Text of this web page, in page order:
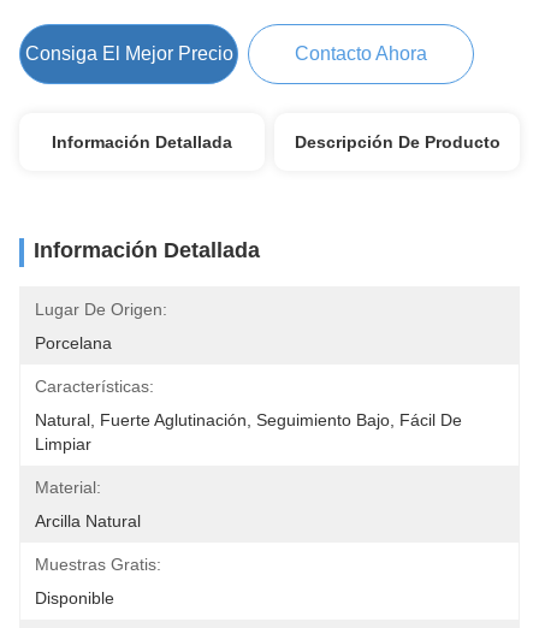
Consiga El Mejor Precio Contacto Ahora
Información Detallada Descripción De Producto
Información Detallada
Lugar De Origen:
Porcelana
Características:
Natural, Fuerte Aglutinación, Seguimiento Bajo, Fácil De
Limpiar
Material:
Arcilla Natural
Muestras Gratis:
Disponible